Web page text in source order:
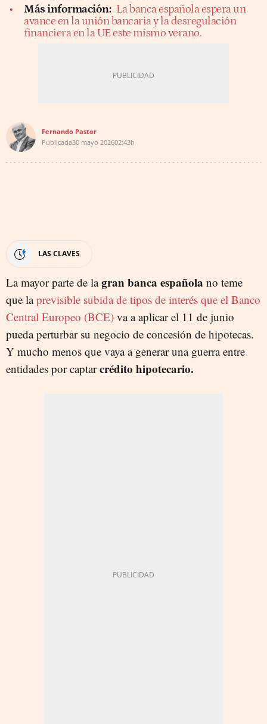
Más información: La banca española espera un
avance en la unión bancaria y la desregulación
financiera en la UE este mismo verano.
Fernando Pastor
Publicada30 mayo 202602:43h
LAS CLAVES
La mayor parte de lagran banca española no teme
que laprevisible subida de tipos de interés que el Banco
Central Europeo (BCE) va a aplicar el 11 de junio
pueda perturbar su negocio de concesión de hipotecas.
Y mucho menos que vaya a generar una guerra entre
entidades por captarcrédito hipotecario.